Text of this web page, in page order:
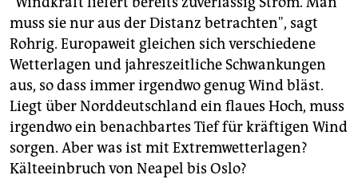
muss sie nur aus der Distanz betrachten", sagt
Rohrig. Europaweit gleichen sich verschiedene
Wetterlagen und jahreszeitliche Schwankungen
aus, so dass immer irgendwo genug Wind bläst.
Liegt über Norddeutschland ein flaues Hoch, muss
irgendwo ein benachbartes Tief für kräftigen Wind
sorgen. Aber was ist mit Extremwetterlagen?
Kälteeinbruch von Neapel bis Oslo?